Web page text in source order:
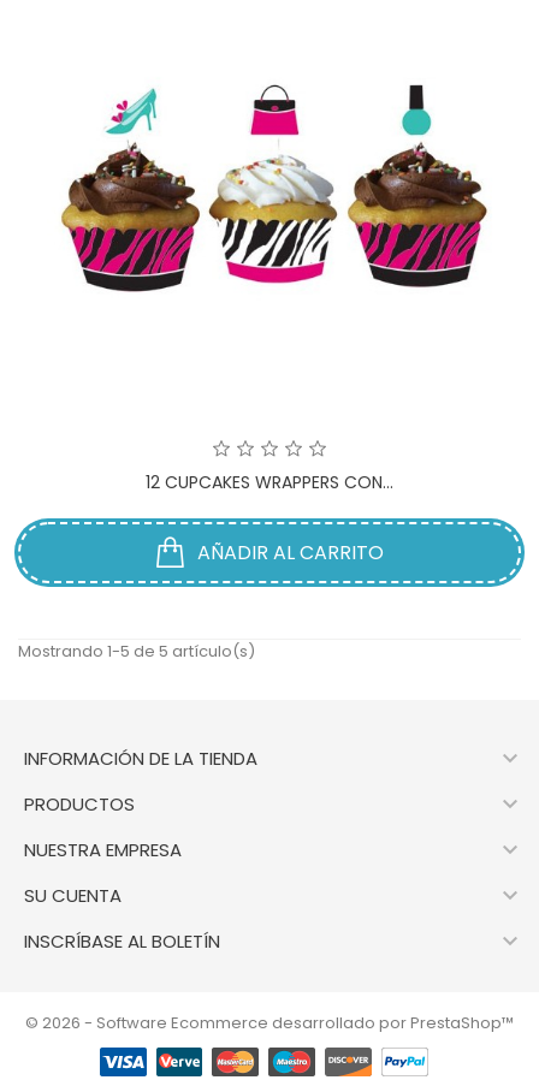
12 CUPCAKES WRAPPERS CON...
AÑADIR AL CARRITO
Mostrando 1-5 de 5 artículo(s)
INFORMACIÓN DE LA TIENDA 
PRODUCTOS 
NUESTRA EMPRESA 
SU CUENTA 
INSCRÍBASE AL BOLETÍN 
© 2026 - Software Ecommerce desarrollado por PrestaShop™